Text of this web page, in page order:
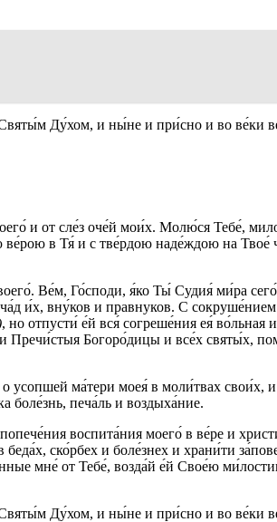
Ду́хом, и ны́не и при́сно и во ве́ки
и от сле́з оче́й мои́х. Молю́ся Тебе́,
в Тя́ и с тве́рдою наде́ждою на Твое́
Ве́м, Го́споди, я́ко Ты́ Судия́ ми́ра
и́х, вну́ков и правнуков. С
, но отпусти́ е́й вся́ согреше́ния ея́ во́льная
Пречи́стыя Богоро́дицы и все́х святы́х,
усопшей ма́тери моея́ в моли́твах свои́х,
боле́знь, печа́ль и воздыха́ние.
воспита́ния моего́ в ве́ре и
ско́рбех и боле́знех и храни́ти
мне́ от Тебе́, возда́й е́й Свое́ю
Ду́хом, и ны́не и при́сно и во ве́ки